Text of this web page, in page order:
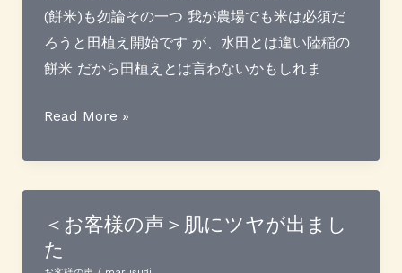
け
内
装
着々
(餅米)も勿論その一つ 我が農場でも米は必須だ
ろうと田植え開始です が、水田とは違い陸稲の
餅米 だから田植えとは言わないかもしれま
田
植
え
開
始
Read More »
＜お客様の声＞肌にツヤが出まし
た